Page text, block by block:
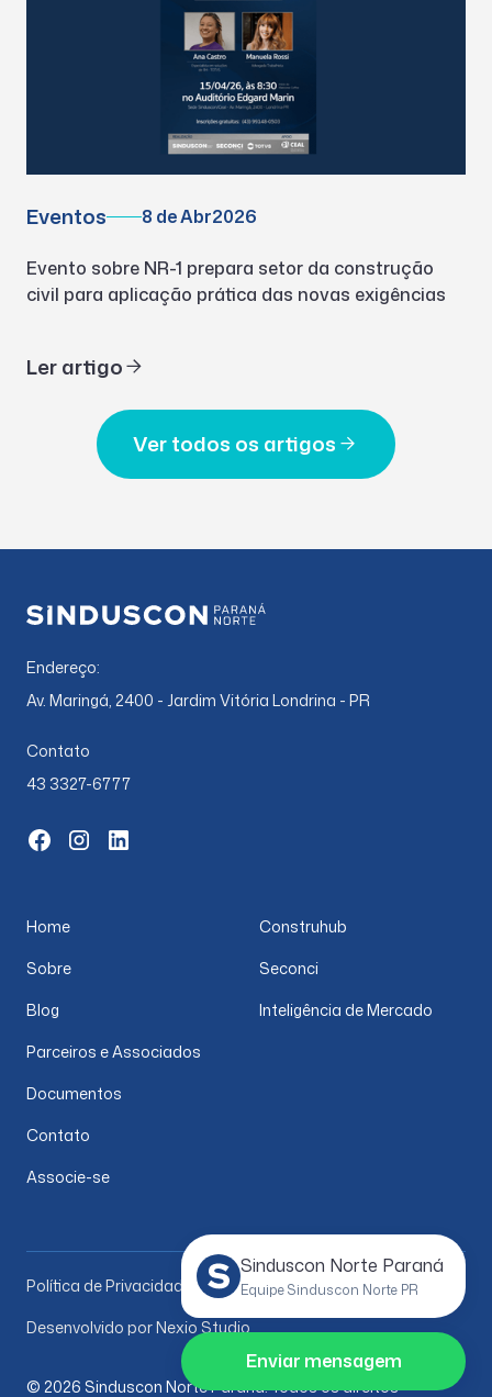
Sinduscon Norte Paraná
Equipe Sinduscon Norte PR
Enviar mensagem
Eventos 8 de Abr2026
Evento sobre NR-1 prepara setor da construção
civil para aplicação prática das novas exigências
Ler artigo
Ver todos os artigos
Endereço:
Av. Maringá, 2400 - Jardim Vitória Londrina - PR
Contato
43 3327-6777
Home
Sobre
Blog
Parceiros e Associados
Documentos
Contato
Associe-se
Construhub
Seconci
Inteligência de Mercado
© 2026 Sinduscon Norte Paraná. Todos os direitos
Política de Privacidade
Desenvolvido por Nexio Studio